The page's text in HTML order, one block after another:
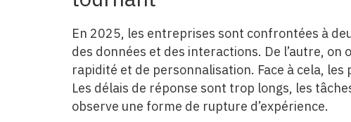
En 2025, les entreprises sont confrontées à
des données et des interactions. De l’autre, on
rapidité et de personnalisation. Face à cela,
Les délais de réponse sont trop longs, les
observe une forme de rupture d’expérience.